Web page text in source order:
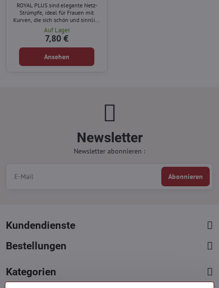
ROYAL PLUS sind elegante Netz-
Strümpfe, ideal für Frauen mit
Kurven, die sich schön und sinnlich
fühlen möchten.
Auf Lager
7,80 €
Ansehen
Newsletter
Newsletter abonnieren :
Abonnieren
Kundendienste
Bestellungen
Kategorien